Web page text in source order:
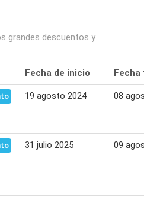
grandes descuentos y
Fecha de inicio Fecha final
19 agosto 2024 08 agosto
31 julio 2025 09 agosto